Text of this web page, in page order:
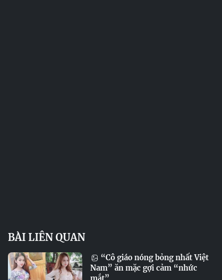
BÀI LIÊN QUAN
“Cô giáo nóng bỏng nhất Việt
Nam” ăn mặc gợi cảm “nhức